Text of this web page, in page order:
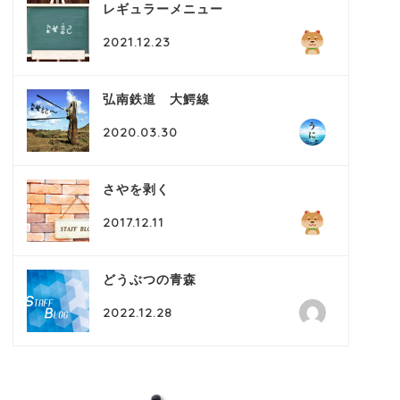
レギュラーメニュー
2021.12.23
弘南鉄道 大鰐線
2020.03.30
さやを剥く
2017.12.11
どうぶつの青森
2022.12.28